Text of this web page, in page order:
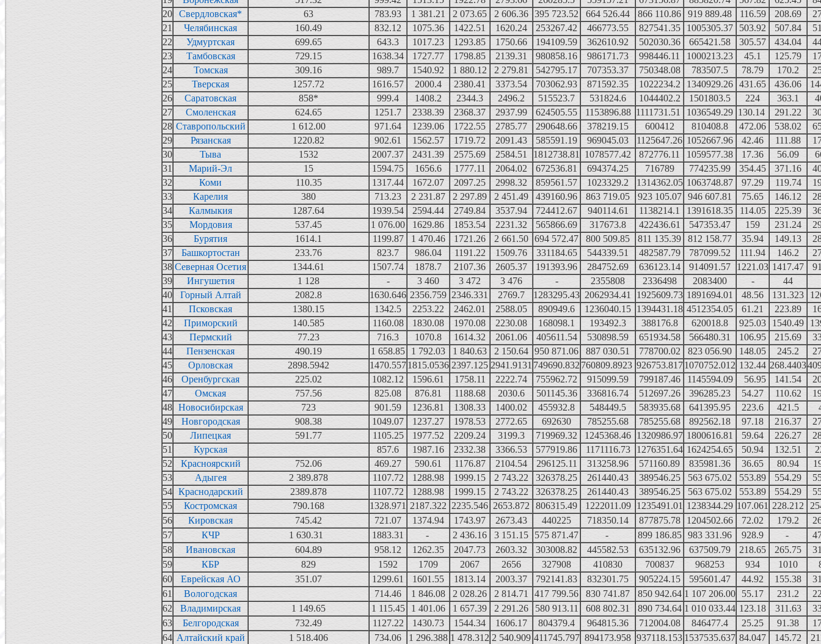
20
Свердловская* 63 783.93 1 381.21 2 073.65 2 606.36 395 723.52 664 526.44 866 110.86 919 889.48 116.59 208.69
21
Челябинская 160.49 832.12 1075.36 1422.51 1620.24 253267.42 466773.55 827541.35 1005305.37 503.92 507.84
22
Удмуртская 699.65 643.3 1017.23 1293.85 1750.66 194109.59 362610.92 502030.36 665421.58 305.57 434.04
23
Тамбовская 729.15 1638.34 1727.77 1798.85 2139.31 980858.16 986171.73 998446.11 1000213.23 45.1 125.79
24
Томская 309.16 989.7 1540.92 1 880.12 2 279.81 542795.17 707353.37 750348.08 783507.5 78.79 170.2
25
Тверская 1257.72 1616.57 2000.4 2380.41 3373.54 703062.93 871592.35 1022234.2 1340929.26 431.65 436.06
26
Саратовская 858* 999.4 1408.2 2344.3 2496.2 515523.7 531824.6 1044402.2 1501803.5 224 363.1
27
Смоленская 624.65 1251.7 2338.39 2368.37 2937.99 624505.55 1153896.88 1111731.51 1036549.29 130.14 291.22
28 Ставропольский 1 612.00 971.64 1239.06 1722.55 2785.77 290648.66 378219.15 600412 810408.8 472.06 538.02
29
Рязанская 1220.82 902.61 1562.57 1719.72 2091.43 585591.19 969045.03 1125647.26 1052667.96 42.46 111.88
30
Тыва 1532 2007.37 2431.39 2575.69 2584.51 1812738.81 1078577.42 872776.11 1059577.38 17.36 56.09
31
Марий-Эл 15 1594.75 1656.6 1777.11 2064.02 672536.81 694374.25 716789 774235.99 354.45 371.16
32
Коми 110.35 1317.44 1672.07 2097.25 2998.32 859561.57 1023329.2 1314362.05 1063748.87 97.29 119.74
33
Карелия 380 713.23 2 231.87 2 297.89 2 451.49 439160.96 863 719.05 923 105.07 946 607.81 75.65 146.12
34
Калмыкия 1287.64 1939.54 2594.44 2749.84 3537.94 724412.67 940114.61 1138214.1 1391618.35 114.05 225.39
35
Мордовия 537.45 1 076.00 1629.86 1853.54 2231.32 565866.69 317673.8 422436.61 547353.47 159 231.24
36
Бурятия 1614.1 1199.87 1 470.46 1721.26 2 661.50 694 572.47 800 509.85 811 135.39 812 158.77 35.94 149.13
37
Башкортостан 233.76 823.7 986.04 1191.22 1509.76 331184.65 544339.51 482587.79 787099.52 111.94 146.2
38 Северная Осетия 1344.61 1507.74 1878.7 2107.36 2605.37 191393.96 284752.69 636123.14 914091.57 1221.03 1417.47
39
Ингушетия 1 128 - 3 460 3 472 3 476 - 2355808 2336498 2083400 -
44
40
Горный Алтай 2082.8 1630.646 2356.759 2346.331 2769.7 1283295.43 2062934.41 1925609.73 1891694.01 48.56 131.323
41
Псковская 1380.15 1342.5 2253.22 2462.01 2588.05 890949.6 1236040.15 1394431.18 4512354.05 61.21 223.89
42
Приморский 140.585 1160.08 1830.08 1970.08 2230.08 168098.1 193492.3 388176.8 620018.8 925.03 1540.49
43
Пермский 77.23 716.3 1070.8 1614.32 2061.06 405611.54 530898.59 651934.58 566480.31 106.95 215.69
44
Пензенская 490.19 1 658.85 1 792.03 1 840.63 2 150.64 950 871.06 887 030.51 778700.02 823 056.90 148.05 245.2
45
Орловская 2898.5942 1470.5571815.0536 2397.125 2941.9131 749690.832760809.8923 926753.817 1070752.012 132.44 268.4403
46
Оренбургская 225.02 1082.12 1596.61 1758.11 2222.74 755962.72 915099.59 799187.46 1145594.09 56.95 141.54
47
Омская 757.56 825.08 876.81 1188.68 2030.6 501145.36 336816.74 512697.26 396285.23 54.27 110.62
48 Новосибирская 723 901.59 1236.81 1308.33 1400.02 455932.8 548449.5 583935.68 641395.95 223.6 421.5
49
Новгородская 908.38 1049.07 1237.27 1978.53 2772.65 692630 785255.68 785255.68 892562.18 97.18 216.37
50
Липецкая 591.77 1105.25 1977.52 2209.24 3199.3 719969.32 1245368.46 1320986.97 1800616.81 59.64 226.27
51
Курская 857.6 1987.16 2332.38 3366.53 577919.86 1171116.73 1276351.64 1624254.65 50.94 132.51
52
Красноярский 752.06 469.27 590.61 1176.87 2104.54 296125.11 313258.96 571160.89 835981.36 36.65 80.94
53
Адыгея 2 389.878 1107.72 1288.98 1999.15 2 743.22 326378.25 261440.43 389546.25 563 675.02 553.89 554.29
54 Краснодарский 2389.878 1107.72 1288.98 1999.15 2 743.22 326378.25 261440.43 389546.25 563 675.02 553.89 554.29
55
Костромская 790.168 1328.971 2187.322 2235.546 2653.872 806315.49 1222011.09 1235491.01 1238344.29 107.061 228.212
56
Кировская 745.42 721.07 1374.94 1743.97 2673.43 440225 718350.14 877875.78 1204502.66 72.02 179.2
57
КЧР 1 630.31 1883.31 - 2 436.16 3 151.15 575 871.47 - 899 186.85 983 331.96 928.9 -
58
Ивановская 604.89 958.12 1262.35 2047.73 2603.32 303008.82 445582.53 635132.96 637509.79 218.65 265.75
59
КБР 829 1592 1709 2067 2656 327908 410830 700837 968253 934 1010
60
Еврейская АО 351.07 1299.61 1601.55 1813.14 2003.37 792141.83 832301.75 905224.15 595601.47 44.92 155.38
61
Вологодская 714.46 1 846.08 2 028.26 2 814.71 417 799.56 830 741.87 850 942.64 1 107 206.00 55.17 231.2
62
Владимирская 1 149.65 1 115.45 1 401.06 1 657.39 2 291.26 580 913.11 608 802.31 890 734.64 1 010 033.44 123.18 311.63
63
Белгородская 732.49 1127.22 1430.73 1544.34 1606.17 804379.4 964815.36 712004.08 846477.4 25.25 91.38
64 Алтайский край 1 518.406 734.06 1 296.388 1 478.312 2 540.909 411745.797 894173.958 937118.153 1537535.637 84.047 145.72